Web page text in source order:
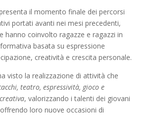
il momento finale dei percorsi
portati avanti nei mesi precedenti,
hanno coinvolto ragazze e ragazzi in
formativa basata su espressione
creatività e crescita personale.
visto la realizzazione di attività che
teatro, espressività, gioco e
, valorizzando i talenti dei giovani
loro nuove occasioni di